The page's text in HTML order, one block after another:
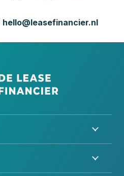
hello@leasefinancier.nl